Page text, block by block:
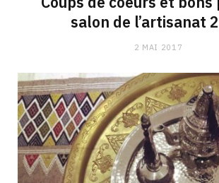
salon de l’artisanat
2 MAI 2017